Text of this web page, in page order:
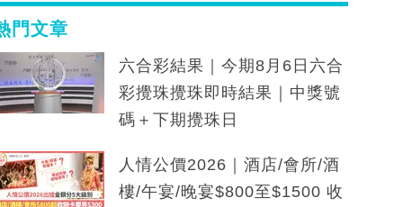
門文章
六合彩結果｜今期8月6日六合
彩攪珠攪珠即時結果｜中獎號
碼＋下期攪珠日
人情公價2026｜酒店/會所/酒
樓/午宴/晚宴$800至$1500 收